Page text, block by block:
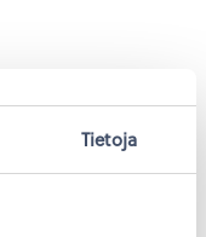
Tietoja